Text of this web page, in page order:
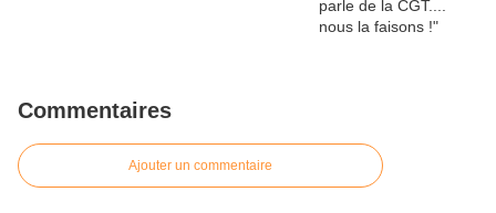
Commentaires
Ajouter un commentaire